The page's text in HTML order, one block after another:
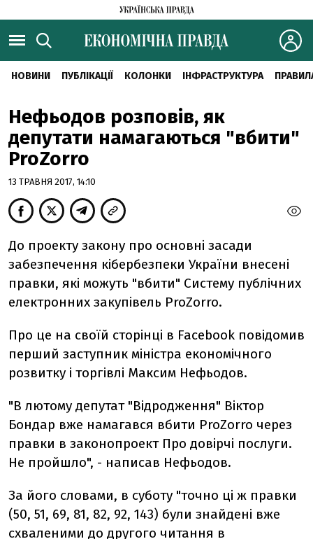
НОВИНИ ПУБЛІКАЦІЇ КОЛОНКИ ІНФРАСТРУКТУРА
Нефьодов розповів, як
депутати намагаються "вбити"
ProZorro
13 ТРАВНЯ 2017, 14:10
До проекту закону про основні засади
забезпечення кібербезпеки України внесені
правки, які можуть "вбити" Систему публічних
електронних закупівель ProZorro.
Про це на своїй сторінці в Facebook повідомив
перший заступник міністра економічного
розвитку і торгівлі Максим Нефьодов.
"В лютому депутат "Відродження" Віктор
Бондар вже намагався вбити ProZorro через
правки в законопроект Про довірчі послуги.
Не пройшло", - написав Нефьодов.
За його словами, в суботу "точно ці ж правки
(50, 51, 69, 81, 82, 92, 143) були знайдені вже
схваленими до другого читання в